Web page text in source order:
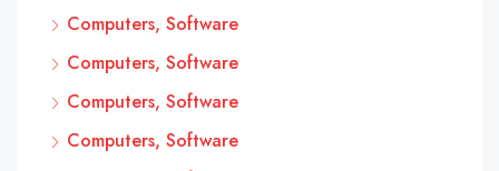
Computers, Software
Computers, Software
Computers, Software
Computers, Software